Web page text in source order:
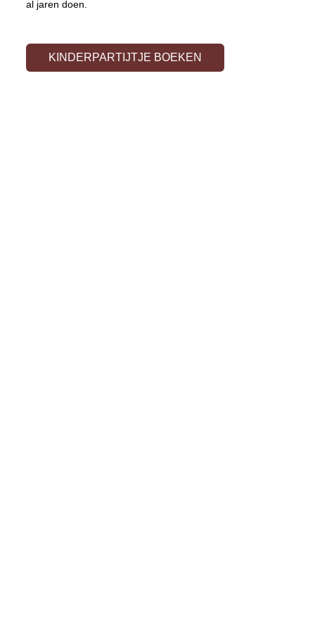
al jaren doen.
KINDERPARTIJTJE BOEKEN